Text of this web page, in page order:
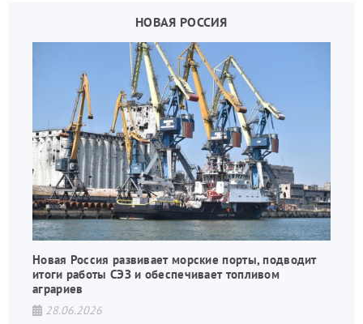
НОВАЯ РОССИЯ
Новая Россия развивает морские порты, подводит
итоги работы СЭЗ и обеспечивает топливом
аграриев
28.06.2026